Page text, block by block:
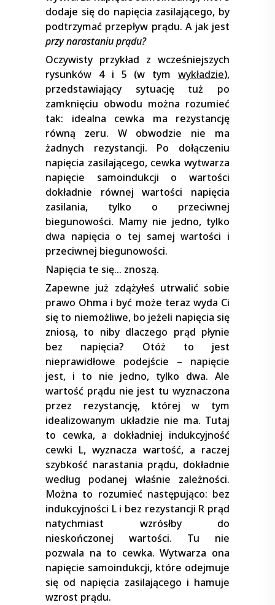
dodaje się do napięcia zasilającego, by
podtrzymać przepływ prądu. A jak jest
przy narastaniu prądu?
Oczywisty przykład z wcześniejszych
rysunków 4 i 5 (w tym wykładzie),
przedstawiający sytuację tuż po
zamknięciu obwodu można rozumieć
tak: idealna cewka ma rezystancję
równą zeru. W obwodzie nie ma
żadnych rezystancji. Po dołączeniu
napięcia zasilającego, cewka wytwarza
napięcie samoindukcji o wartości
dokładnie równej wartości napięcia
zasilania, tylko o przeciwnej
biegunowości. Mamy nie jedno, tylko
dwa napięcia o tej samej wartości i
przeciwnej biegunowości.
Napięcia te się… znoszą.
Zapewne już zdążyłeś utrwalić sobie
prawo Ohma i być może teraz wyda Ci
się to niemożliwe, bo jeżeli napięcia się
zniosą, to niby dlaczego prąd płynie
bez napięcia? Otóż to jest
nieprawidłowe podejście – napięcie
jest, i to nie jedno, tylko dwa. Ale
wartość prądu nie jest tu wyznaczona
przez rezystancję, której w tym
idealizowanym układzie nie ma. Tutaj
to cewka, a dokładniej indukcyjność
cewki L, wyznacza wartość, a raczej
szybkość narastania prądu, dokładnie
według podanej właśnie zależności.
Można to rozumieć następująco: bez
indukcyjności L i bez rezystancji R prąd
natychmiast wzrósłby do
nieskończonej wartości. Tu nie
pozwala na to cewka. Wytwarza ona
napięcie samoindukcji, które odejmuje
się od napięcia zasilającego i hamuje
wzrost prądu.